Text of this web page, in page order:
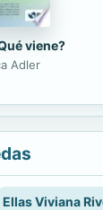
viene?
Adler
Ellas Viviana